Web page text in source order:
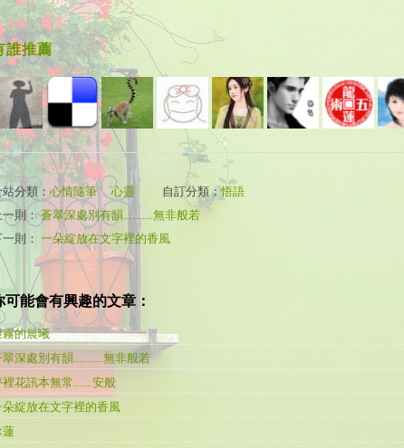
誰推薦
分類： 心情隨筆｜ 心靈 自訂分類：悟語
一則：蒼翠深處別有韻...........無非般若
則： 一朵綻放在文字裡的香風
可能會有興趣的文章：
霧的晨曦
翠深處別有韻...........無非般若
裡花訊本無常.......安般
朵綻放在文字裡的香風
蓮